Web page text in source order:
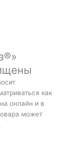
как
онлайн и в
может